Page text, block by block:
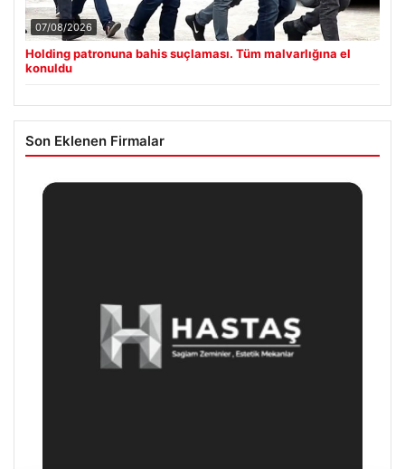
07/08/2026
Holding patronuna bahis suçlaması. Tüm malvarlığına el
konuldu
Son Eklenen Firmalar